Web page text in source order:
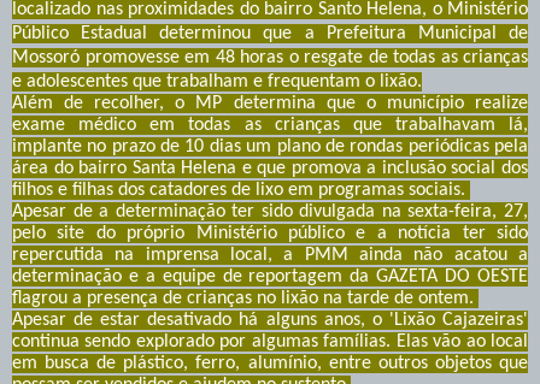
localizado nas proximidades do bairro Santo Helena, o Ministério
Público Estadual determinou que a Prefeitura Municipal de
Mossoró promovesse em 48 horas o resgate de todas as crianças
e adolescentes que trabalham e frequentam o lixão.
Além de recolher, o MP determina que o município realize
exame médico em todas as crianças que trabalhavam lá,
implante no prazo de 10 dias um plano de rondas periódicas pela
área do bairro Santa Helena e que promova a inclusão social dos
filhos e filhas dos catadores de lixo em programas sociais.
Apesar de a determinação ter sido divulgada na sexta-feira, 27,
pelo site do próprio Ministério público e a notícia ter sido
repercutida na imprensa local, a PMM ainda não acatou a
determinação e a equipe de reportagem da GAZETA DO OESTE
flagrou a presença de crianças no lixão na tarde de ontem.
Apesar de estar desativado há alguns anos, o 'Lixão Cajazeiras'
continua sendo explorado por algumas famílias. Elas vão ao local
em busca de plástico, ferro, alumínio, entre outros objetos que